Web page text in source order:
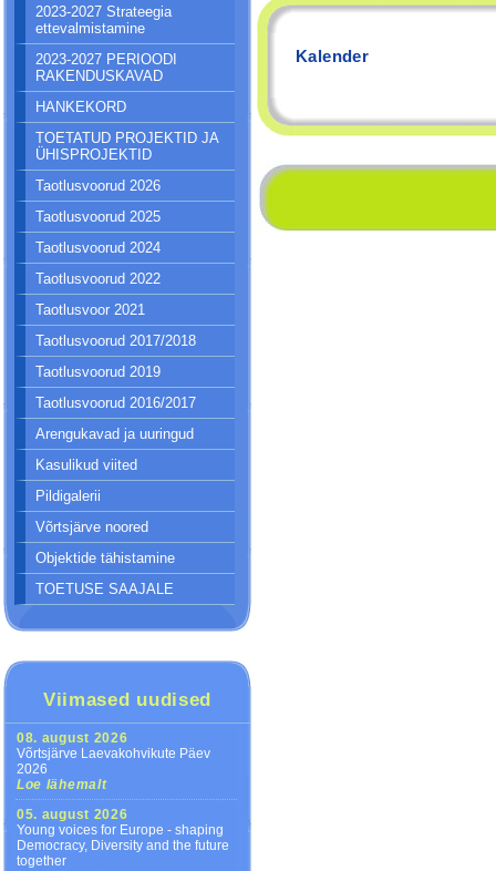
2023-2027 Strateegia
ettevalmistamine
2023-2027 PERIOODI
RAKENDUSKAVAD
HANKEKORD
TOETATUD PROJEKTID JA
ÜHISPROJEKTID
Taotlusvoorud 2026
Taotlusvoorud 2025
Taotlusvoorud 2024
Taotlusvoorud 2022
Taotlusvoor 2021
Taotlusvoorud 2017/2018
Taotlusvoorud 2019
Taotlusvoorud 2016/2017
Arengukavad ja uuringud
Kasulikud viited
Pildigalerii
Võrtsjärve noored
Objektide tähistamine
TOETUSE SAAJALE
Viimased uudised
08. august 2026
Võrtsjärve Laevakohvikute Päev
2026
Loe lähemalt
05. august 2026
Young voices for Europe - shaping
Democracy, Diversity and the future
together
Kalender